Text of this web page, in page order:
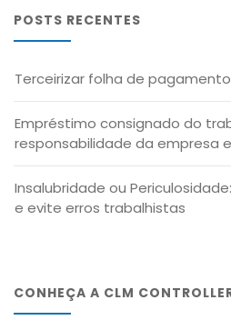
POSTS RECENTES
Terceirizar folha de
Empréstimo consignado do
responsabilidade da empresa
Insalubridade ou
e evite erros trabalhistas
CONHEÇA A CLM